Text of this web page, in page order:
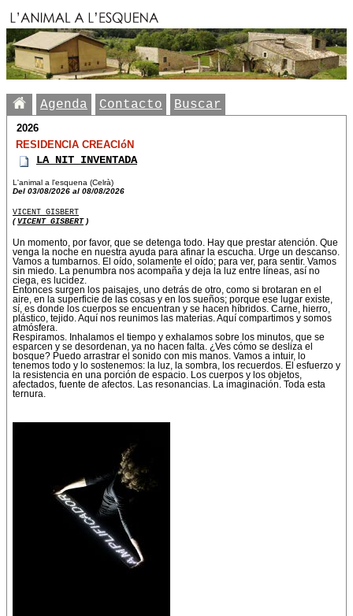
Agenda Contacto Buscar
2026
RESIDENCIA CREACIóN
LA NIT INVENTADA
L'animal a l'esquena (Celrà)
Del 03/08/2026 al 08/08/2026
VICENT GISBERT
(VICENT GISBERT)
Un momento, por favor, que se detenga todo. Hay que prestar atención. Que
venga la noche en nuestra ayuda para afinar la escucha. Urge un descanso.
Vamos a tumbarnos. El oído, solamente el oído; para ver, para sentir. Vamos
sin miedo. La penumbra nos acompaña y deja la luz entre líneas, así no
ciega, es lucidez.
Entonces surgen los paisajes, uno detrás de otro, como si brotaran en el
aire, en la superficie de las cosas y en los sueños; porque ese lugar existe,
sí, es donde los cuerpos se encuentran y se hacen híbridos. Carne, hierro,
plástico, tejido. Aquí nos reunimos las materias. Aquí compartimos y somos
atmósfera.
Respiramos. Inhalamos el tiempo y exhalamos sobre los minutos, que se
esparcen y se desordenan, ya no hacen falta. ¿Ves cómo se desliza el
bosque? Puedo arrastrar el sonido con mis manos. Vamos a intuir, lo
tenemos todo y lo sostenemos: la luz, la sombra, los recuerdos. El esfuerzo y
la resistencia en una porción de espacio. Los cuerpos y los objetos,
afectados, fuente de afectos. Las resonancias. La imaginación. Toda esta
ternura.